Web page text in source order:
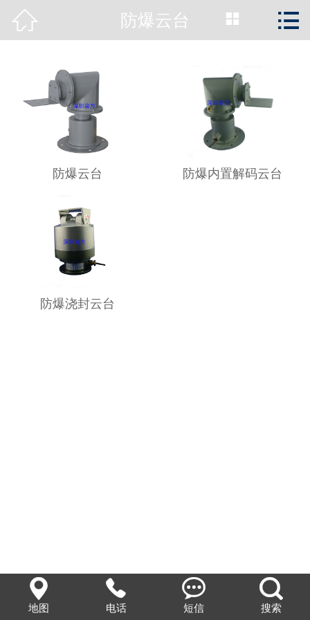
 首页
新闻动态
产品展示
 防爆云台  
防爆云台 防爆内置解码云台
防爆浇封云台

地图

电话

短信

搜索